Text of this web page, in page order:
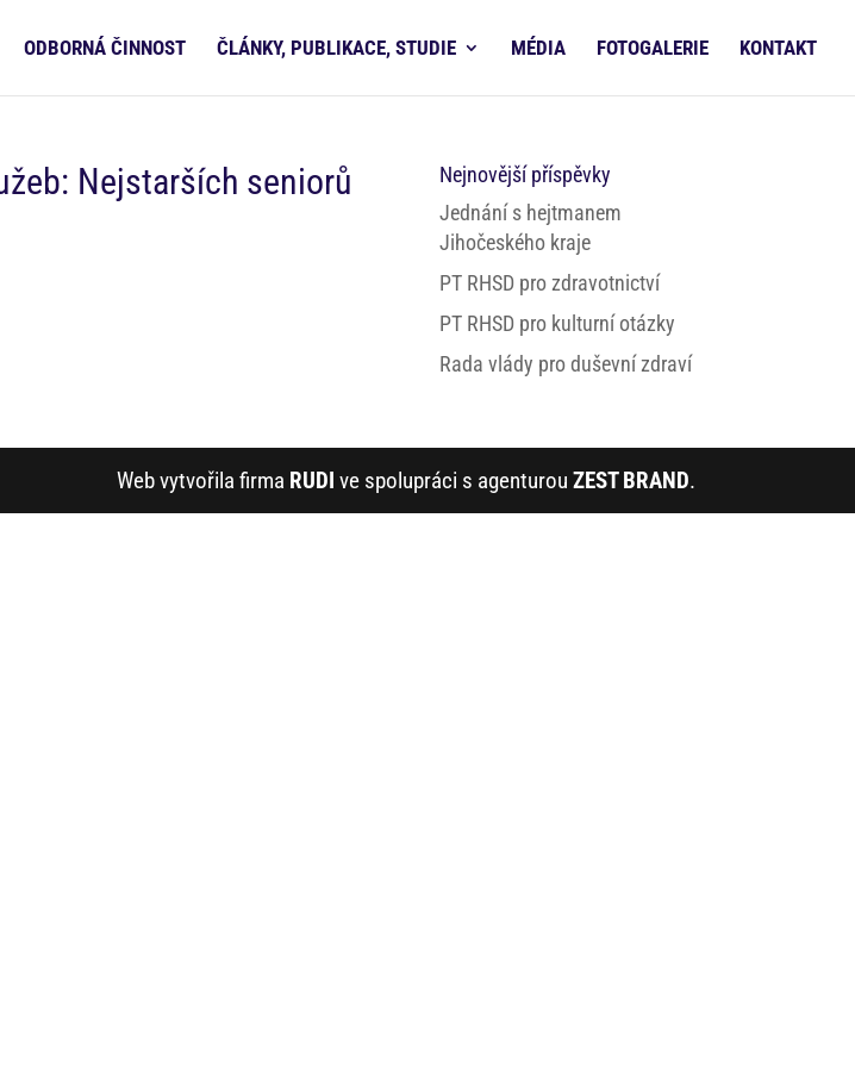
ODBORNÁ ČINNOST ČLÁNKY, PUBLIKACE, STUDIE MÉDIA FOTOGALERIE KONTAKT
Nejstarších seniorů
Nejnovější příspěvky
Jednání s hejtmanem
Jihočeského kraje
PT RHSD pro zdravotnictví
PT RHSD pro kulturní otázky
Rada vlády pro duševní zdraví
Web vytvořila firma RUDI ve spolupráci s agenturou ZEST BRAND.